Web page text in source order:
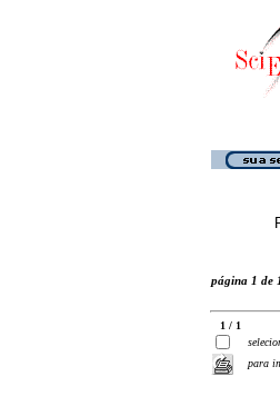
página 1 de
1 / 1
para